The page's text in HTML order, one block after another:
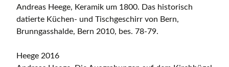
Andreas Heege, Keramik um 1800. Das historisch
datierte Küchen- und Tischgeschirr von Bern,
Brunngasshalde, Bern 2010, bes. 78-79.
Heege 2016